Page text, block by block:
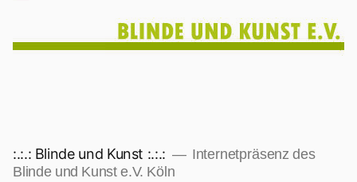
:.:.: Blinde und Kunst :.:.:
Internetpräsenz des
Blinde und Kunst e.V. Köln